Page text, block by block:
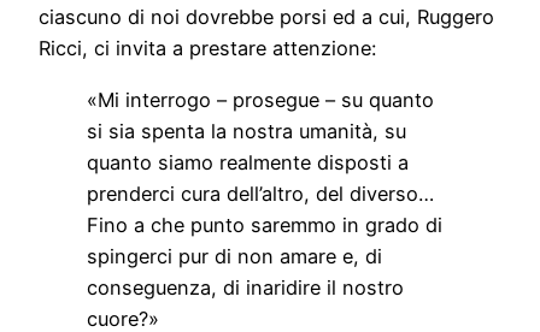
ciascuno di noi dovrebbe porsi ed a cui, Ruggero
Ricci, ci invita a prestare attenzione:
«Mi interrogo – prosegue – su quanto
si sia spenta la nostra umanità, su
quanto siamo realmente disposti a
prenderci cura dell’altro, del diverso…
Fino a che punto saremmo in grado di
spingerci pur di non amare e, di
conseguenza, di inaridire il nostro
cuore?»